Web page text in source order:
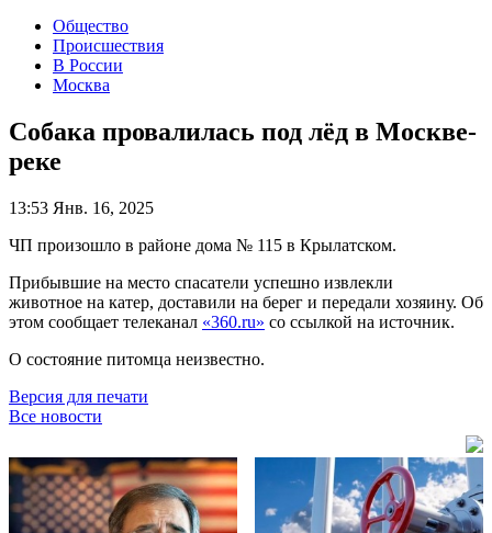
Общество
Происшествия
В России
Москва
Собака провалилась под лёд в Москве-
реке
13:53 Янв. 16, 2025
ЧП произошло в районе дома № 115 в Крылатском.
Прибывшие на место спасатели успешно извлекли
животное на катер, доставили на берег и передали хозяину. Об
этом сообщает телеканал «360.ru» со ссылкой на источник.
О состояние питомца неизвестно.
Версия для печати
Все новости